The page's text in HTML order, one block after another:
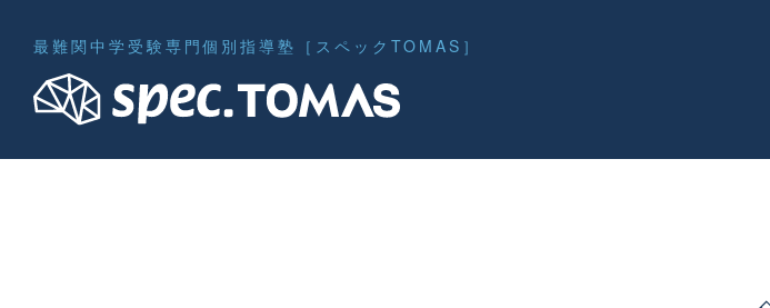
最難関中学受験専門個別指導塾［スペックTOMAS］